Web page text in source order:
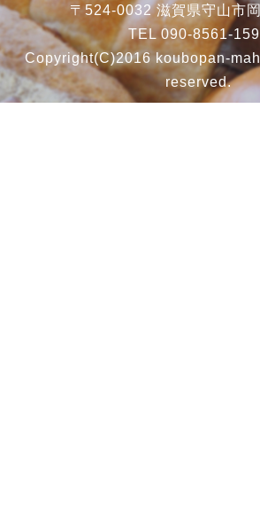
〒524-0032 滋賀県守山市
TEL 090-8561-
Copyright(C)2016 koubopan-
reserved.